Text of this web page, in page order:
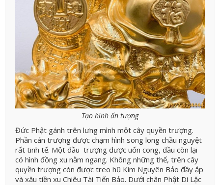
Tạo hình ấn tượng
Đức Phật gánh trên lưng mình một cây quyền trượng.
Phần cán trượng được chạm hình song long chầu nguyệt
rất tinh tế. Một đầu trượng được uốn cong, đầu còn lại
có hình đồng xu nằm ngang. Không những thế, trên cây
quyền trượng còn được treo hũ Kim Nguyên Bảo đầy ắp
và xâu tiền xu Chiêu Tài Tiến Bảo. Dưới chân Phật Di Lặc